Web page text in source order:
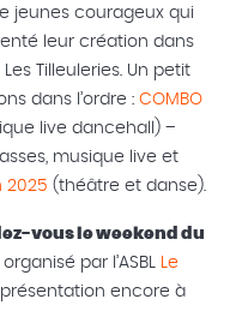
jeunes courageux qui
leur création dans
Tilleuleries. Un petit
dans l’ordre : COMBO
live dancehall) –
musique live et
2025 (théâtre et danse).
vous le weekend du
organisé par l’ASBL Le
encore à